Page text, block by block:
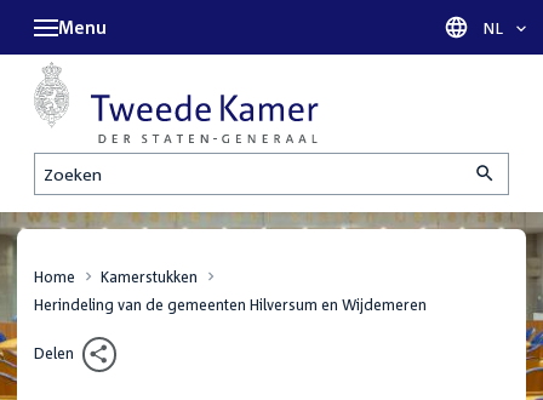
Zoeken
Menu Taal
NL
Home
Kamerstukken
Herindeling van de gemeenten Hilversum en Wijdemeren
Delen